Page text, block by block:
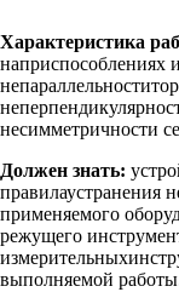
Характеристика
наприспособлениях
несимметричности
Должен знать:
правилаустранения
применяемого
режущего
выполняемой